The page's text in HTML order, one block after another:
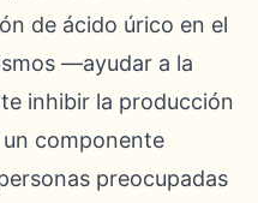
de ácido úrico en el
—ayudar a la
inhibir la producción
componente
preocupadas